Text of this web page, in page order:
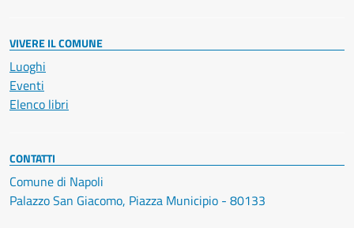
VIVERE IL COMUNE
Luoghi
Eventi
Elenco libri
CONTATTI
Comune di Napoli
Palazzo San Giacomo, Piazza Municipio - 80133